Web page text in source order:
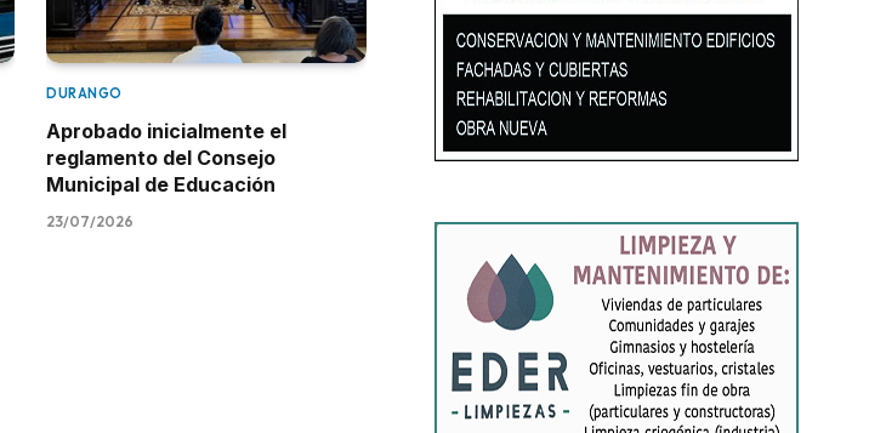
DURANGO
Aprobado inicialmente el
reglamento del Consejo
Municipal de Educación
23/07/2026